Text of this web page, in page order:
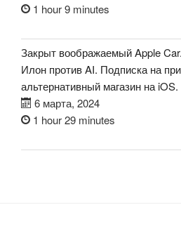
1 hour 9 minutes
Закрыт воображаемый Apple
Илон против AI. Подписка на
альтернативный магазин на iOS.
6 марта, 2024
1 hour 29 minutes